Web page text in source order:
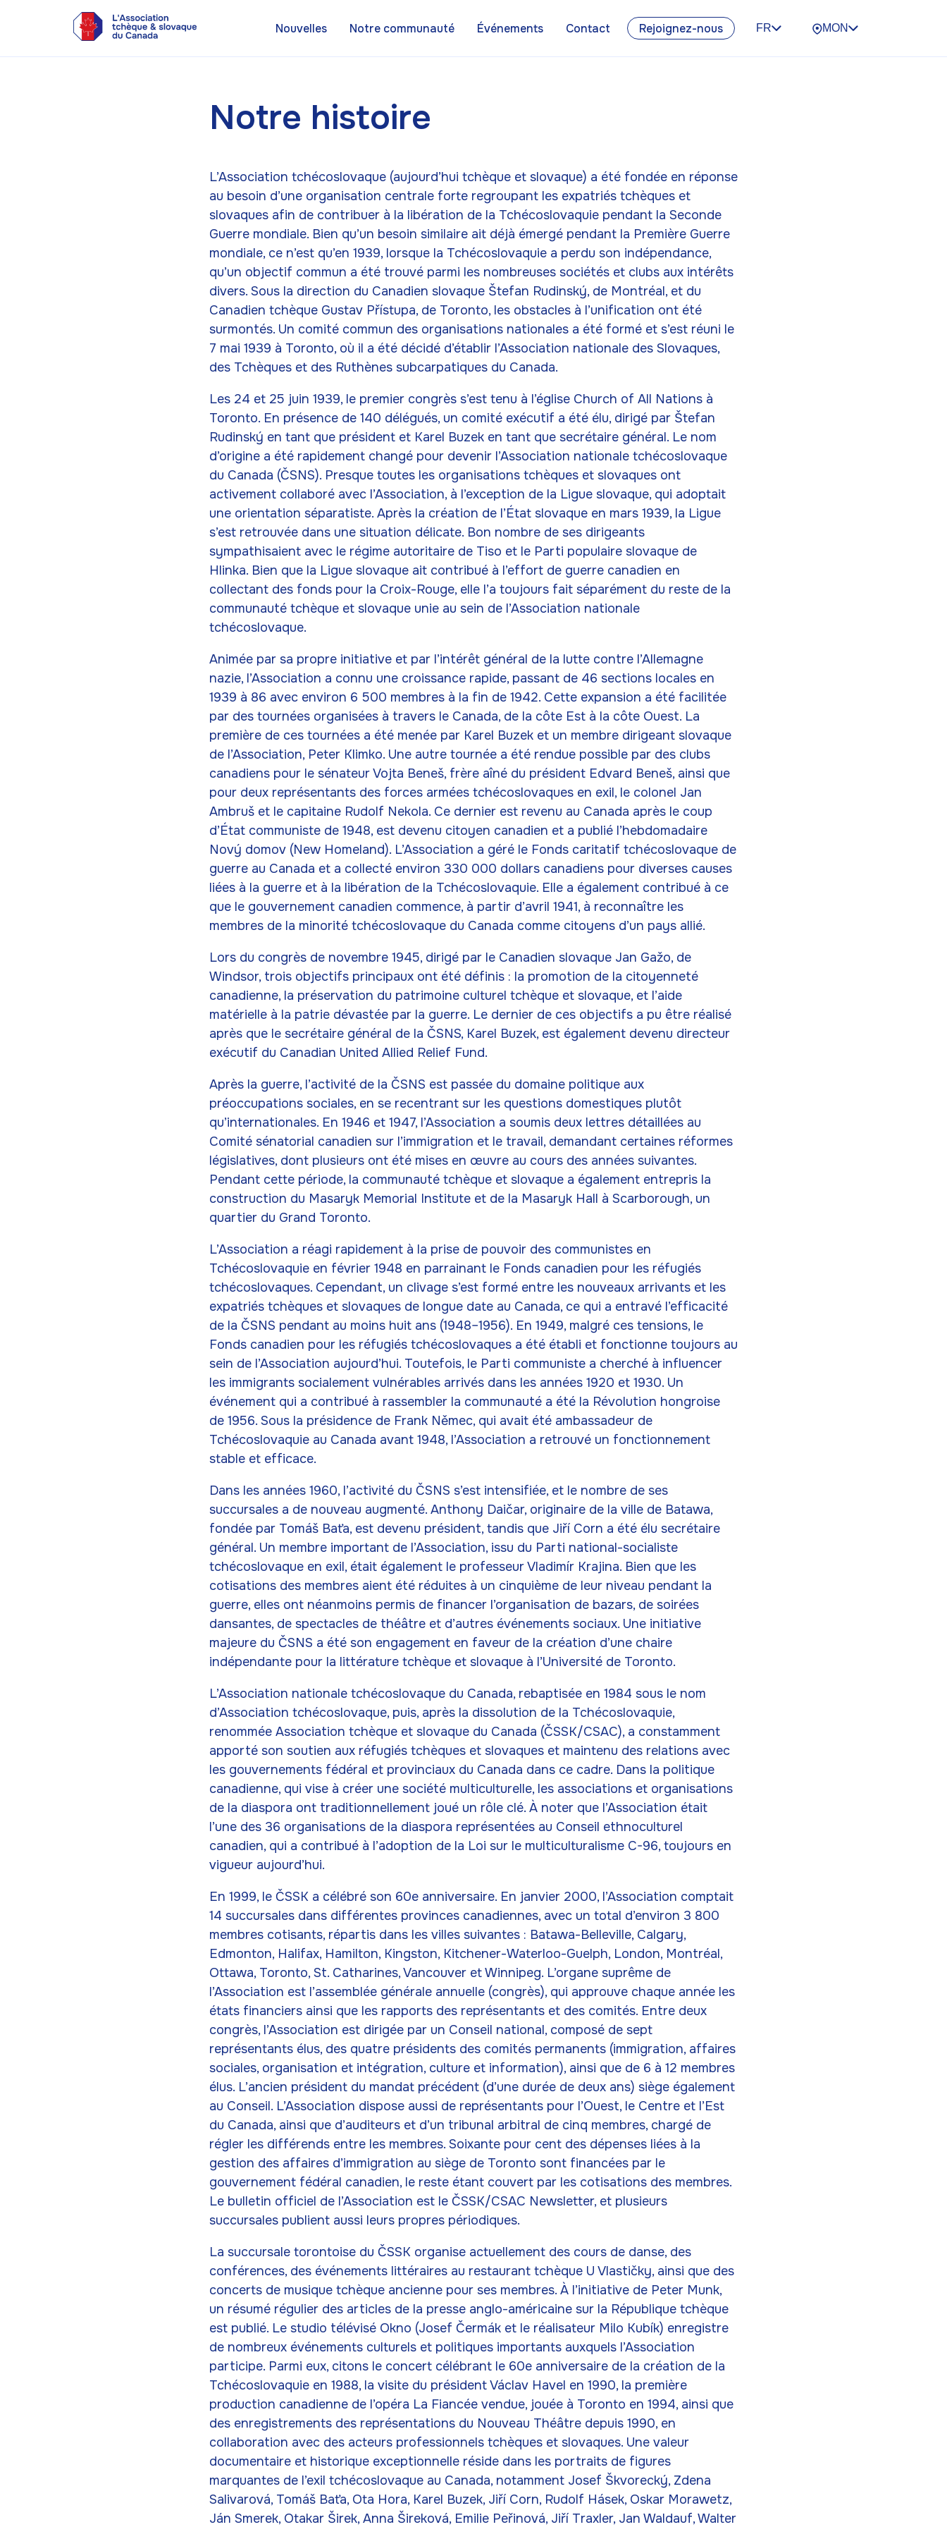
Nouvelles Notre communauté Événements Contact Rejoignez-nous FR MON
Notre histoire
L’Association tchécoslovaque (aujourd’hui tchèque et slovaque) a été fondée en réponse
au besoin d’une organisation centrale forte regroupant les expatriés tchèques et
slovaques afin de contribuer à la libération de la Tchécoslovaquie pendant la Seconde
Guerre mondiale. Bien qu’un besoin similaire ait déjà émergé pendant la Première Guerre
mondiale, ce n’est qu’en 1939, lorsque la Tchécoslovaquie a perdu son indépendance,
qu’un objectif commun a été trouvé parmi les nombreuses sociétés et clubs aux intérêts
divers. Sous la direction du Canadien slovaque Štefan Rudinský, de Montréal, et du
Canadien tchèque Gustav Přístupa, de Toronto, les obstacles à l’unification ont été
surmontés. Un comité commun des organisations nationales a été formé et s’est réuni le
7 mai 1939 à Toronto, où il a été décidé d’établir l’Association nationale des Slovaques,
des Tchèques et des Ruthènes subcarpatiques du Canada.
Les 24 et 25 juin 1939, le premier congrès s’est tenu à l’église Church of All Nations à
Toronto. En présence de 140 délégués, un comité exécutif a été élu, dirigé par Štefan
Rudinský en tant que président et Karel Buzek en tant que secrétaire général. Le nom
d’origine a été rapidement changé pour devenir l’Association nationale tchécoslovaque
du Canada (ČSNS). Presque toutes les organisations tchèques et slovaques ont
activement collaboré avec l’Association, à l’exception de la Ligue slovaque, qui adoptait
une orientation séparatiste. Après la création de l’État slovaque en mars 1939, la Ligue
s’est retrouvée dans une situation délicate. Bon nombre de ses dirigeants
sympathisaient avec le régime autoritaire de Tiso et le Parti populaire slovaque de
Hlinka. Bien que la Ligue slovaque ait contribué à l’effort de guerre canadien en
collectant des fonds pour la Croix-Rouge, elle l’a toujours fait séparément du reste de la
communauté tchèque et slovaque unie au sein de l’Association nationale
tchécoslovaque.
Animée par sa propre initiative et par l’intérêt général de la lutte contre l’Allemagne
nazie, l’Association a connu une croissance rapide, passant de 46 sections locales en
1939 à 86 avec environ 6 500 membres à la fin de 1942. Cette expansion a été facilitée
par des tournées organisées à travers le Canada, de la côte Est à la côte Ouest. La
première de ces tournées a été menée par Karel Buzek et un membre dirigeant slovaque
de l’Association, Peter Klimko. Une autre tournée a été rendue possible par des clubs
canadiens pour le sénateur Vojta Beneš, frère aîné du président Edvard Beneš, ainsi que
pour deux représentants des forces armées tchécoslovaques en exil, le colonel Jan
Ambruš et le capitaine Rudolf Nekola. Ce dernier est revenu au Canada après le coup
d’État communiste de 1948, est devenu citoyen canadien et a publié l’hebdomadaire
Nový domov (New Homeland). L’Association a géré le Fonds caritatif tchécoslovaque de
guerre au Canada et a collecté environ 330 000 dollars canadiens pour diverses causes
liées à la guerre et à la libération de la Tchécoslovaquie. Elle a également contribué à ce
que le gouvernement canadien commence, à partir d’avril 1941, à reconnaître les
membres de la minorité tchécoslovaque du Canada comme citoyens d’un pays allié.
Lors du congrès de novembre 1945, dirigé par le Canadien slovaque Jan Gažo, de
Windsor, trois objectifs principaux ont été définis : la promotion de la citoyenneté
canadienne, la préservation du patrimoine culturel tchèque et slovaque, et l’aide
matérielle à la patrie dévastée par la guerre. Le dernier de ces objectifs a pu être réalisé
après que le secrétaire général de la ČSNS, Karel Buzek, est également devenu directeur
exécutif du Canadian United Allied Relief Fund.
Après la guerre, l’activité de la ČSNS est passée du domaine politique aux
préoccupations sociales, en se recentrant sur les questions domestiques plutôt
qu’internationales. En 1946 et 1947, l’Association a soumis deux lettres détaillées au
Comité sénatorial canadien sur l’immigration et le travail, demandant certaines réformes
législatives, dont plusieurs ont été mises en œuvre au cours des années suivantes.
Pendant cette période, la communauté tchèque et slovaque a également entrepris la
construction du Masaryk Memorial Institute et de la Masaryk Hall à Scarborough, un
quartier du Grand Toronto.
L’Association a réagi rapidement à la prise de pouvoir des communistes en
Tchécoslovaquie en février 1948 en parrainant le Fonds canadien pour les réfugiés
tchécoslovaques. Cependant, un clivage s’est formé entre les nouveaux arrivants et les
expatriés tchèques et slovaques de longue date au Canada, ce qui a entravé l’efficacité
de la ČSNS pendant au moins huit ans (1948–1956). En 1949, malgré ces tensions, le
Fonds canadien pour les réfugiés tchécoslovaques a été établi et fonctionne toujours au
sein de l’Association aujourd’hui. Toutefois, le Parti communiste a cherché à influencer
les immigrants socialement vulnérables arrivés dans les années 1920 et 1930. Un
événement qui a contribué à rassembler la communauté a été la Révolution hongroise
de 1956. Sous la présidence de Frank Němec, qui avait été ambassadeur de
Tchécoslovaquie au Canada avant 1948, l’Association a retrouvé un fonctionnement
stable et efficace.
Dans les années 1960, l’activité du ČSNS s’est intensifiée, et le nombre de ses
succursales a de nouveau augmenté. Anthony Daičar, originaire de la ville de Batawa,
fondée par Tomáš Baťa, est devenu président, tandis que Jiří Corn a été élu secrétaire
général. Un membre important de l’Association, issu du Parti national-socialiste
tchécoslovaque en exil, était également le professeur Vladimír Krajina. Bien que les
cotisations des membres aient été réduites à un cinquième de leur niveau pendant la
guerre, elles ont néanmoins permis de financer l’organisation de bazars, de soirées
dansantes, de spectacles de théâtre et d’autres événements sociaux. Une initiative
majeure du ČSNS a été son engagement en faveur de la création d’une chaire
indépendante pour la littérature tchèque et slovaque à l’Université de Toronto.
L’Association nationale tchécoslovaque du Canada, rebaptisée en 1984 sous le nom
d’Association tchécoslovaque, puis, après la dissolution de la Tchécoslovaquie,
renommée Association tchèque et slovaque du Canada (ČSSK/CSAC), a constamment
apporté son soutien aux réfugiés tchèques et slovaques et maintenu des relations avec
les gouvernements fédéral et provinciaux du Canada dans ce cadre. Dans la politique
canadienne, qui vise à créer une société multiculturelle, les associations et organisations
de la diaspora ont traditionnellement joué un rôle clé. À noter que l’Association était
l’une des 36 organisations de la diaspora représentées au Conseil ethnoculturel
canadien, qui a contribué à l’adoption de la Loi sur le multiculturalisme C-96, toujours en
vigueur aujourd’hui.
En 1999, le ČSSK a célébré son 60e anniversaire. En janvier 2000, l’Association comptait
14 succursales dans différentes provinces canadiennes, avec un total d’environ 3 800
membres cotisants, répartis dans les villes suivantes : Batawa-Belleville, Calgary,
Edmonton, Halifax, Hamilton, Kingston, Kitchener-Waterloo-Guelph, London, Montréal,
Ottawa, Toronto, St. Catharines, Vancouver et Winnipeg. L’organe suprême de
l’Association est l’assemblée générale annuelle (congrès), qui approuve chaque année les
états financiers ainsi que les rapports des représentants et des comités. Entre deux
congrès, l’Association est dirigée par un Conseil national, composé de sept
représentants élus, des quatre présidents des comités permanents (immigration, affaires
sociales, organisation et intégration, culture et information), ainsi que de 6 à 12 membres
élus. L’ancien président du mandat précédent (d’une durée de deux ans) siège également
au Conseil. L’Association dispose aussi de représentants pour l’Ouest, le Centre et l’Est
du Canada, ainsi que d’auditeurs et d’un tribunal arbitral de cinq membres, chargé de
régler les différends entre les membres. Soixante pour cent des dépenses liées à la
gestion des affaires d’immigration au siège de Toronto sont financées par le
gouvernement fédéral canadien, le reste étant couvert par les cotisations des membres.
Le bulletin officiel de l’Association est le ČSSK/CSAC Newsletter, et plusieurs
succursales publient aussi leurs propres périodiques.
La succursale torontoise du ČSSK organise actuellement des cours de danse, des
conférences, des événements littéraires au restaurant tchèque U Vlastičky, ainsi que des
concerts de musique tchèque ancienne pour ses membres. À l’initiative de Peter Munk,
un résumé régulier des articles de la presse anglo-américaine sur la République tchèque
est publié. Le studio télévisé Okno (Josef Čermák et le réalisateur Milo Kubík) enregistre
de nombreux événements culturels et politiques importants auxquels l’Association
participe. Parmi eux, citons le concert célébrant le 60e anniversaire de la création de la
Tchécoslovaquie en 1988, la visite du président Václav Havel en 1990, la première
production canadienne de l’opéra La Fiancée vendue, jouée à Toronto en 1994, ainsi que
des enregistrements des représentations du Nouveau Théâtre depuis 1990, en
collaboration avec des acteurs professionnels tchèques et slovaques. Une valeur
documentaire et historique exceptionnelle réside dans les portraits de figures
marquantes de l’exil tchécoslovaque au Canada, notamment Josef Škvorecký, Zdena
Salivarová, Tomáš Baťa, Ota Hora, Karel Buzek, Jiří Corn, Rudolf Hásek, Oskar Morawetz,
Ján Smerek, Otakar Širek, Anna Šireková, Emilie Peřinová, Jiří Traxler, Jan Waldauf, Walter